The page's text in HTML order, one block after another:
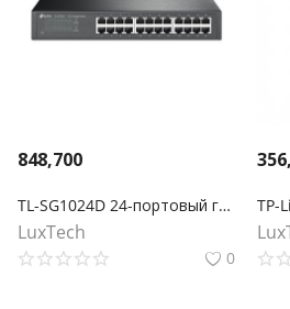
848,700
TL-SG1024D 24-портовый гигабитный настольный/монтируемый в стойку коммутатор
LuxTech
0